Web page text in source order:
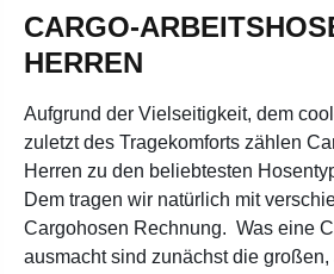
CARGO-
HERREN
Aufgrund der Vielseitigkeit, dem
zuletzt des Tragekomforts zählen
Herren zu den beliebtesten
Dem tragen wir natürlich mit
Cargohosen Rechnung. Was eine
ausmacht sind zunächst die